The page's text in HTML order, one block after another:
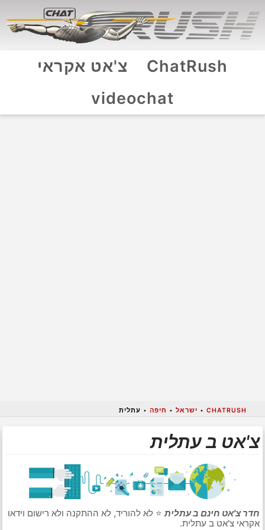
ChatRush
צ'אט אקראי
videochat
CHATRUSH
• ישראל • חיפה • עתלית
צ'אט ב עתלית
חדר צ'אט חינם ב עתלית⭐ לא להוריד, לא ההתקנה ולא רישום וידאו
אקראי צ'אט ב עתלית.